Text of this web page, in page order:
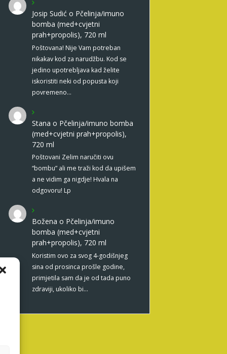
Josip Sudić o Pčelinja/imuno
bomba (med+cvjetni
prah+propolis), 720 ml
Poštovana! Nije Vam potreban
nikakav kod za narudžbu. Kod se
jedino upotrebljava kad želite
iskoristiti neki od popusta koji
povremeno…
Stana o Pčelinja/imuno bomba
(med+cvjetni prah+propolis),
720 ml
Poštovani Zelim naručiti ovu
“bombu” ali me traži kod da upišem
a ne vidim ga nigdje! Hvala na
odgovoru! Lp
Božena o Pčelinja/imuno
bomba (med+cvjetni
prah+propolis), 720 ml
Koristim ovo za svog 4-godišnjeg
sina od prosinca prošle godine,
primjetila sam da je od tada puno
zdraviji, ukoliko bi…